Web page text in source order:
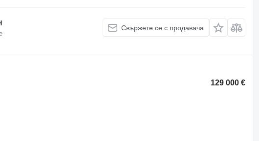
Свържете се с продавача
129 000 €